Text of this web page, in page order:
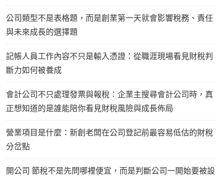
公司類型不是表格題，而是創業第一天就會影響稅務、責任
與未來成長的選擇題
記帳人員工作內容不只是輸入憑證：從職涯現場看見財稅判
斷力如何被養成
會計公司不只處理發票與報稅：企業主搜尋會計公司時，真
正想知道的是誰能陪你看見財稅風險與成長佈局
營業項目是什麼：新創老闆在公司登記前最容易低估的財稅
分岔點
開公司 節稅不是先問哪裡便宜，而是判斷公司一開始要被設